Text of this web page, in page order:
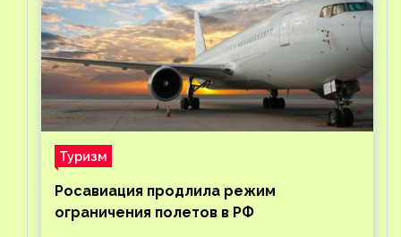
Туризм
Росавиация продлила режим
ограничения полетов в РФ